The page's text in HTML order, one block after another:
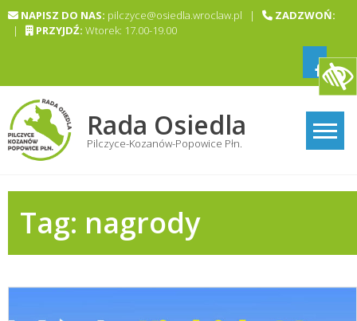
Skip NAPISZ DO NAS: pilczyce@osiedla.wroclaw.pl |
ZADZWOŃ:
|
PRZYJDŹ: Wtorek: 17.00-19.00
Rada Osiedla
Pilczyce-Kozanów-Popowice Płn.
Tag: nagrody